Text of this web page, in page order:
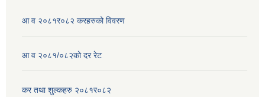
आ व २०८१र०८२ करहरुको विवरण
आ व २०८१/०८२को दर रेट
कर तथा शुल्कहरु २०८१र०८२